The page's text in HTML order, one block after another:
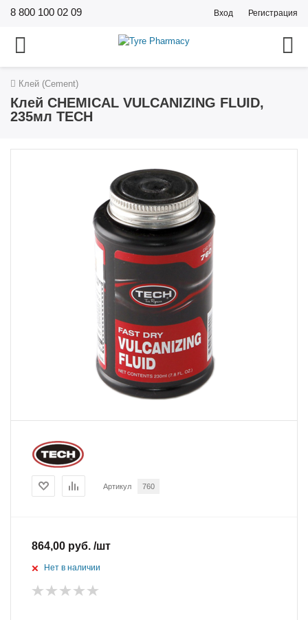
8 800 100 02 09 Вход Регистрация
Клей (Cement)
Клей CHEMICAL VULCANIZING FLUID,
235мл TECH
Артикул 760
864,00 руб. /шт
Нет в наличии